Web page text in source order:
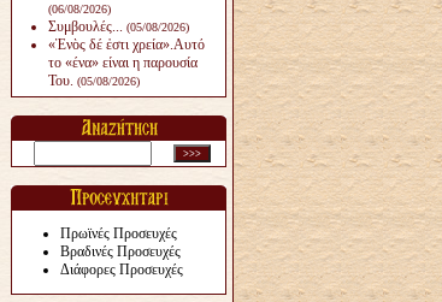
(06/08/2026)
Συμβουλές... (05/08/2026)
«Ἑνὸς δέ ἐστι χρεία».Αυτό
το «ένα» είναι η παρουσία
Του. (05/08/2026)
Πρωϊνές Προσευχές
Βραδινές Προσευχές
Διάφορες Προσευχές